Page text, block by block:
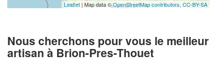
Leaflet | Map data ©OpenStreetMap contributors, CC-BY-SA
Nous cherchons pour vous le meilleur
artisan à Brion-Pres-Thouet